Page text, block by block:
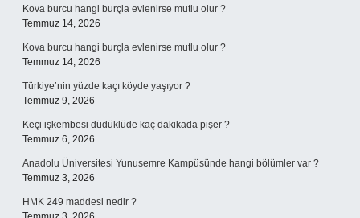
Kova burcu hangi burçla evlenirse mutlu olur ?
Temmuz 14, 2026
Kova burcu hangi burçla evlenirse mutlu olur ?
Temmuz 14, 2026
Türkiye’nin yüzde kaçı köyde yaşıyor ?
Temmuz 9, 2026
Keçi işkembesi düdüklüde kaç dakikada pişer ?
Temmuz 6, 2026
Anadolu Üniversitesi Yunusemre Kampüsünde hangi bölümler var ?
Temmuz 3, 2026
HMK 249 maddesi nedir ?